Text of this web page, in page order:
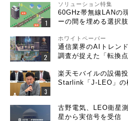
ソリューション特集
60GHz帯無線LANの
ーの間を埋める選択
ホワイトペーパー
通信業界のAIトレン
調査が捉えた「転換点
楽天モバイルの設備
Starlink「J-LEO」の
古野電気、LEO衛星
星から実信号を受信